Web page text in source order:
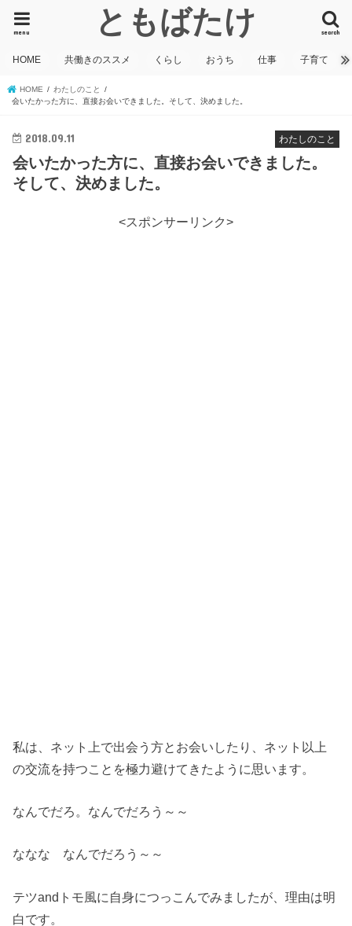
ともばたけ search
menu
HOME 共働きのススメ くらし おうち 仕事 子育て
HOME
わたしのこと
会いたかった方に、直接お会いできました。そして、決めました。
わたしのこと
2018.09.11
会いたかった方に、直接お会いできました。
そして、決めました。
<スポンサーリンク>
私は、ネット上で出会う方とお会いしたり、ネット以上
の交流を持つことを極力避けてきたように思います。
なんでだろ。なんでだろう～～
ななな なんでだろう～～
テツandトモ風に自身につっこんでみましたが、理由は明
白です。